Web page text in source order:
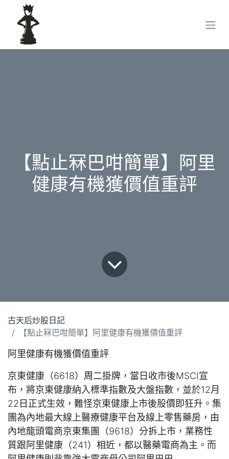
【點止冧巴咁簡單】阿里
健康有機獲價值重評
古天后炒股日記
【點止冧巴咁簡單】阿里健康有機獲價值重評
阿里健康有機獲價值重評
京東健康（6618）周二掛牌，當日收市後MSCI宣
布，將京東健康納入標準指數及大盤指數，並於12月
22日正式生效，難怪京東健康上市後股價即狂升。集
團為內地最大線上醫療健康平台及線上零售藥房，由
內地龍頭電商京東集團（9618）分拆上市，業務性
質跟阿里健康（241）相近，都以醫藥電商為主。而